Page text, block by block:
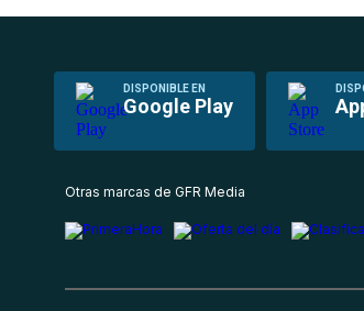
DISPONIBLE EN
Google Play
Otras marcas de GFR Media